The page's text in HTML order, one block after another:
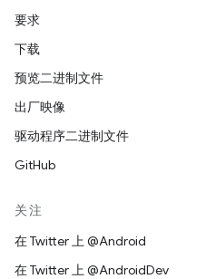
要求
下载
预览二进制文件
出厂映像
驱动程序二进制文件
GitHub
关注
在 Twitter 上 @Android
在 Twitter 上 @AndroidDev